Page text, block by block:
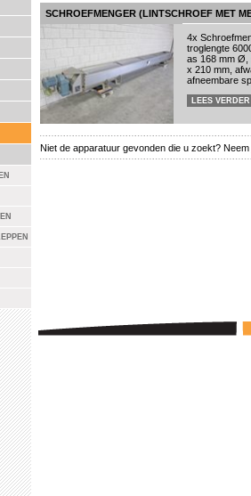
SCHROEFMENGER (LINTSCHROEF MET
4x
troglengte
as 168 mm Ø,
x 210 mm,
afneembare
LEES VERDER
Niet de apparatuur gevonden die u zoekt? Neem